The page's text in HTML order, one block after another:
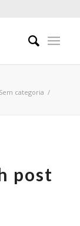
Sem categoria /
post